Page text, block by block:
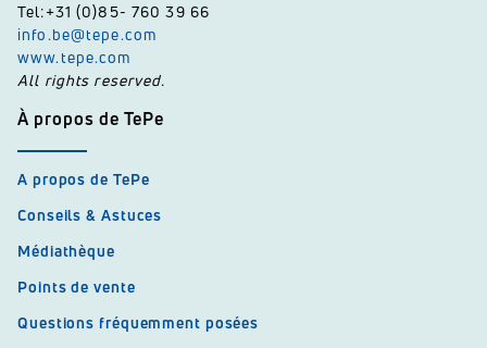
Tel:+31 (0)85- 760 39 66
info.be@tepe.com
www.tepe.com
All rights reserved.
À propos de TePe
A propos de TePe
Conseils & Astuces
Médiathèque
Points de vente
Questions fréquemment posées